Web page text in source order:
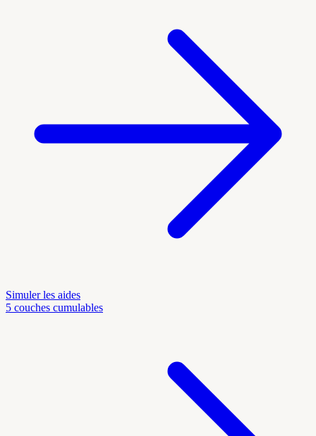
Simuler les aides
5 couches cumulables